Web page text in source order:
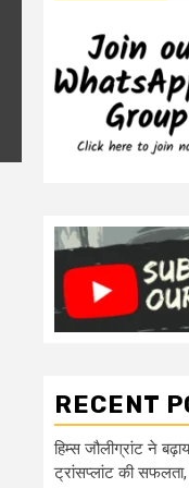
RECENT
हिम्स जौलीग्रांट ने
ट्रांसप्लांट की